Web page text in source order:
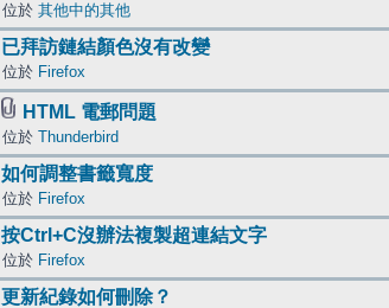
位於 其他中的其他
已拜訪鏈結顏色沒有改變
位於 Firefox
HTML 電郵問題
位於 Thunderbird
如何調整書籤寬度
位於 Firefox
按Ctrl+C沒辦法複製超連結文字
位於 Firefox
更新紀錄如何刪除？